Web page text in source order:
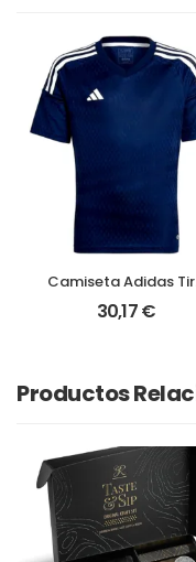
Camiseta Adidas
23 competición |
Rendimiento y
30,17€
Productos